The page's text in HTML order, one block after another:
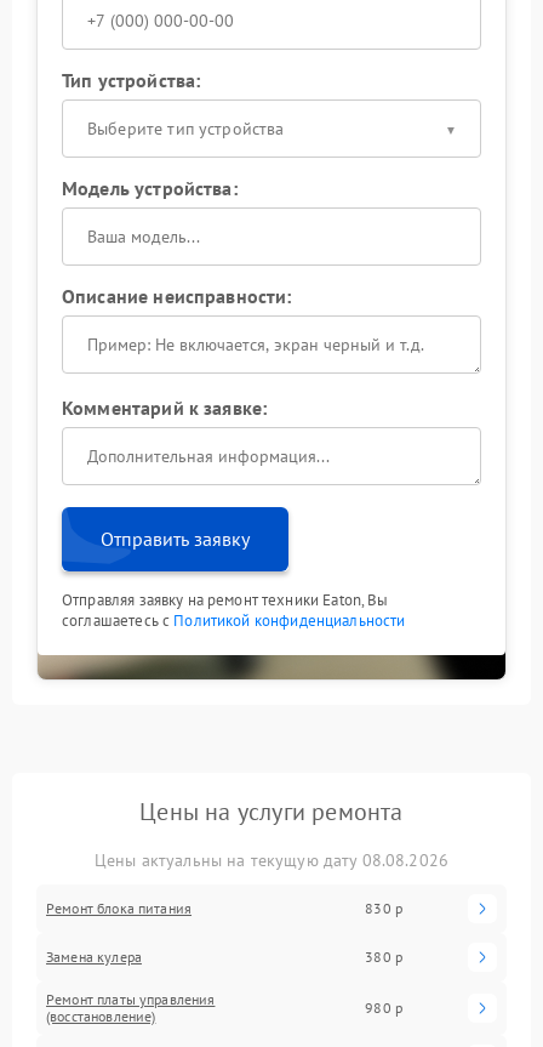
Тип устройства:
Выберите тип устройства
Модель устройства:
Описание неисправности:
Комментарий к заявке:
Отправить заявку
Отправляя заявку на ремонт техники Eaton, Вы
соглашаетесь с Политикой конфиденциальности
Цены на услуги ремонта
Цены актуальны на текущую дату 08.08.2026
Ремонт блока питания 830 р
Замена кулера 380 р
Ремонт платы управления
(восстановление)
980 р